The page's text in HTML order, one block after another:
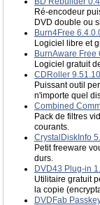
Ré-encodeur
DVD double ou
Burn4Free
Logiciel libre et
BurnAware Free
Logiciel gratuit
CDRoller 9.51.10
Puissant outil
n'importe quel
Combined
Pack de filtres
courants.
CrystalDiskInfo
Petit freeware
durs.
DVD43 Plug-in
Utilitaire gratuit
la copie
DVDFab